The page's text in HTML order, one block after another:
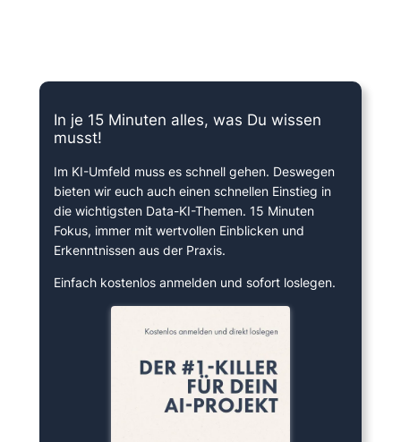
In je 15 Minuten alles, was Du wissen
musst!
Im KI-Umfeld muss es schnell gehen. Deswegen
bieten wir euch auch einen schnellen Einstieg in
die wichtigsten Data-KI-Themen. 15 Minuten
Fokus, immer mit wertvollen Einblicken und
Erkenntnissen aus der Praxis.
Einfach kostenlos anmelden und sofort loslegen.